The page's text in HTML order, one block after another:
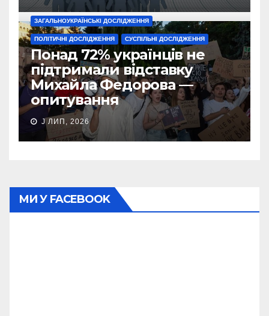
ЗАГАЛЬНОУКРАЇНСЬКІ ДОСЛІДЖЕННЯ
ПОЛІТИЧНІ ДОСЛІДЖЕННЯ СУСПІЛЬНІ ДОСЛІДЖЕННЯ
Понад 72% українців не
підтримали відставку
Михайла Федорова —
опитування
J ЛИП, 2026
МИ У FACEBOOK